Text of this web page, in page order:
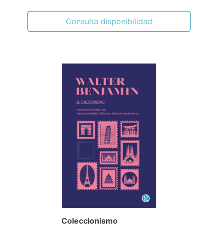
Consulta disponibilidad
Coleccionismo